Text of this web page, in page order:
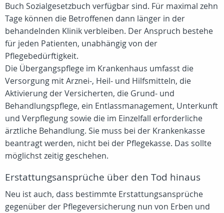
Buch Sozialgesetzbuch verfügbar sind. Für maximal zehn
Tage können die Betroffenen dann länger in der
behandelnden Klinik verbleiben. Der Anspruch bestehe
für jeden Patienten, unabhängig von der
Pflegebedürftigkeit.
Die Übergangspflege im Krankenhaus umfasst die
Versorgung mit Arznei-, Heil- und Hilfsmitteln, die
Aktivierung der Versicherten, die Grund- und
Behandlungspflege, ein Entlassmanagement, Unterkunft
und Verpflegung sowie die im Einzelfall erforderliche
ärztliche Behandlung. Sie muss bei der Krankenkasse
beantragt werden, nicht bei der Pflegekasse. Das sollte
möglichst zeitig geschehen.
Erstattungsansprüche über den Tod hinaus
Neu ist auch, dass bestimmte Erstattungsansprüche
gegenüber der Pflegeversicherung nun von Erben und